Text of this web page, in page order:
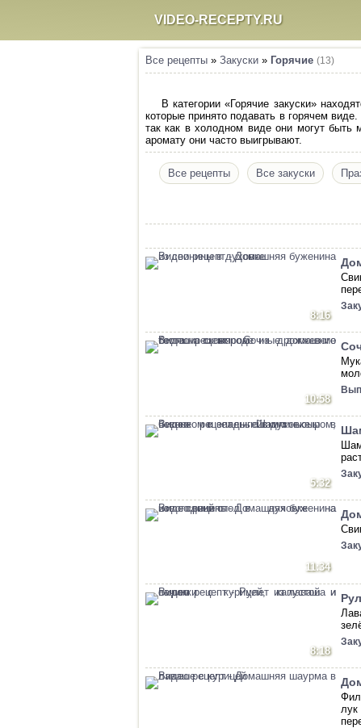
VIDEO-RECEPTY.RU
Все рецепты » Закуски » Горячие (13)
В категории «Горячие закуски»
которые принято подавать в горячем
так как в холодном виде они могут быть
аромату они часто выигрывают.
Все рецепты Все закуски
8:16
10:58
5:32
11:34
8:18